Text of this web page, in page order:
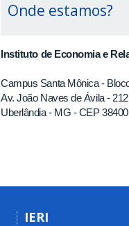
Onde estamos?
Instituto de Economia e
Campus Santa Mônica -
Av. João Naves de Ávila -
Uberlândia - MG - CEP
IERI